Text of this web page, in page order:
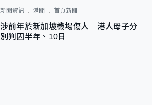
新聞資訊 港聞 首頁新聞
涉前年於新加坡機場傷人 港人母子分
別判囚半年、10日